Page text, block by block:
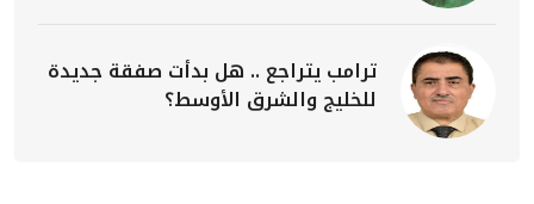
ترامب يتراجع .. هل بدأت صفقة جديدة
للخليج والشرق الأوسط؟